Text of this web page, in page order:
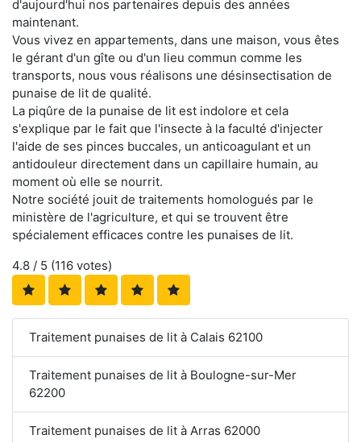
d'aujourd'hui nos partenaires depuis des années
maintenant.
Vous vivez en appartements, dans une maison, vous êtes
le gérant d'un gîte ou d'un lieu commun comme les
transports, nous vous réalisons une désinsectisation de
punaise de lit de qualité.
La piqûre de la punaise de lit est indolore et cela
s'explique par le fait que l'insecte à la faculté d'injecter
l'aide de ses pinces buccales, un anticoagulant et un
antidouleur directement dans un capillaire humain, au
moment où elle se nourrit.
Notre société jouit de traitements homologués par le
ministère de l'agriculture, et qui se trouvent être
spécialement efficaces contre les punaises de lit.
4.8 / 5 (116 votes)
Traitement punaises de lit à Calais 62100
Traitement punaises de lit à Boulogne-sur-Mer
62200
Traitement punaises de lit à Arras 62000